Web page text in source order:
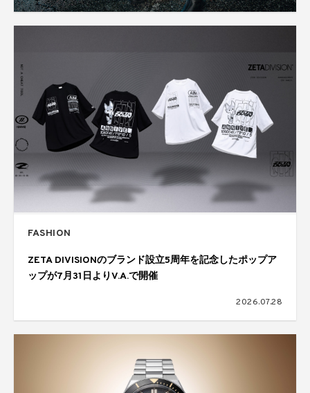
FASHION
ZETA DIVISIONのブランド設立5周年を記念したポップア
ップが7月31日よりV.A.で開催
2026.07.28